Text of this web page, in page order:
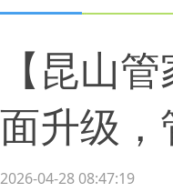
【昆山
面升级
2026-04-28 08:47:19